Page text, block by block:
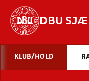
DBU
KLUB/HOLD